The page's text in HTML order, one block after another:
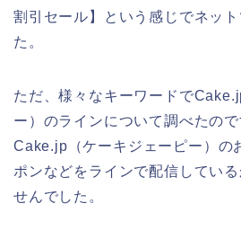
割引セール】という感じでネッ
た。
ただ、様々なキーワードで
ー）のラインについて調べたので
Cake.jp（ケーキジェーピー）の
ポンなどをラインで配信してい
せんでした。